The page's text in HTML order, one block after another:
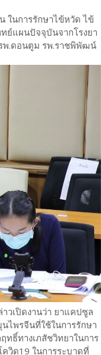
ในการรักษาไข้หวัด ไข้
ย์แผนปัจจุบันจากโรงยา
รพ.ดอนตูม รพ.ราชพิพัฒน์
วเปิดงานว่า ยาแคปซูล
ไพรจีนที่ใช้ในการรักษา
ทธิ์ทางเภสัชวิทยาในการ
วิด19 ในการระบาดที่